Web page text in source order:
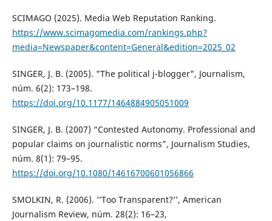
SCIMAGO (2025). Media Web Reputation Ranking.
https://www.scimagomedia.com/rankings.php?
media=Newspaper&content=General&edition=2025_02
SINGER, J. B. (2005). "The political j-blogger", Journalism,
núm. 6(2): 173–198.
https://doi.org/10.1177/1464884905051009
SINGER, J. B. (2007) “Contested Autonomy. Professional and
popular claims on journalistic norms”, Journalism Studies,
núm. 8(1): 79–95.
https://doi.org/10.1080/14616700601056866
SMOLKIN, R. (2006). ‘‘Too Transparent?’’, American
Journalism Review, núm. 28(2): 16–23,